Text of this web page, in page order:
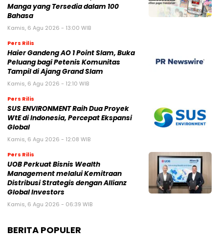
Manga yang Tersedia dalam 100
Bahasa
Kamis, 6 Agu 2026 - 13:00 WIB
Pers Rilis
Haier Gandeng AO 1 Point Slam, Buka
Peluang bagi Petenis Komunitas
Tampil di Ajang Grand Slam
Kamis, 6 Agu 2026 - 12:10 WIB
Pers Rilis
SUS ENVIRONMENT Raih Dua Proyek
WtE di Indonesia, Percepat Ekspansi
Global
Kamis, 6 Agu 2026 - 12:08 WIB
Pers Rilis
UOB Perkuat Bisnis Wealth
Management melalui Kemitraan
Distribusi Strategis dengan Allianz
Global Investors
Kamis, 6 Agu 2026 - 06:39 WIB
BERITA POPULER